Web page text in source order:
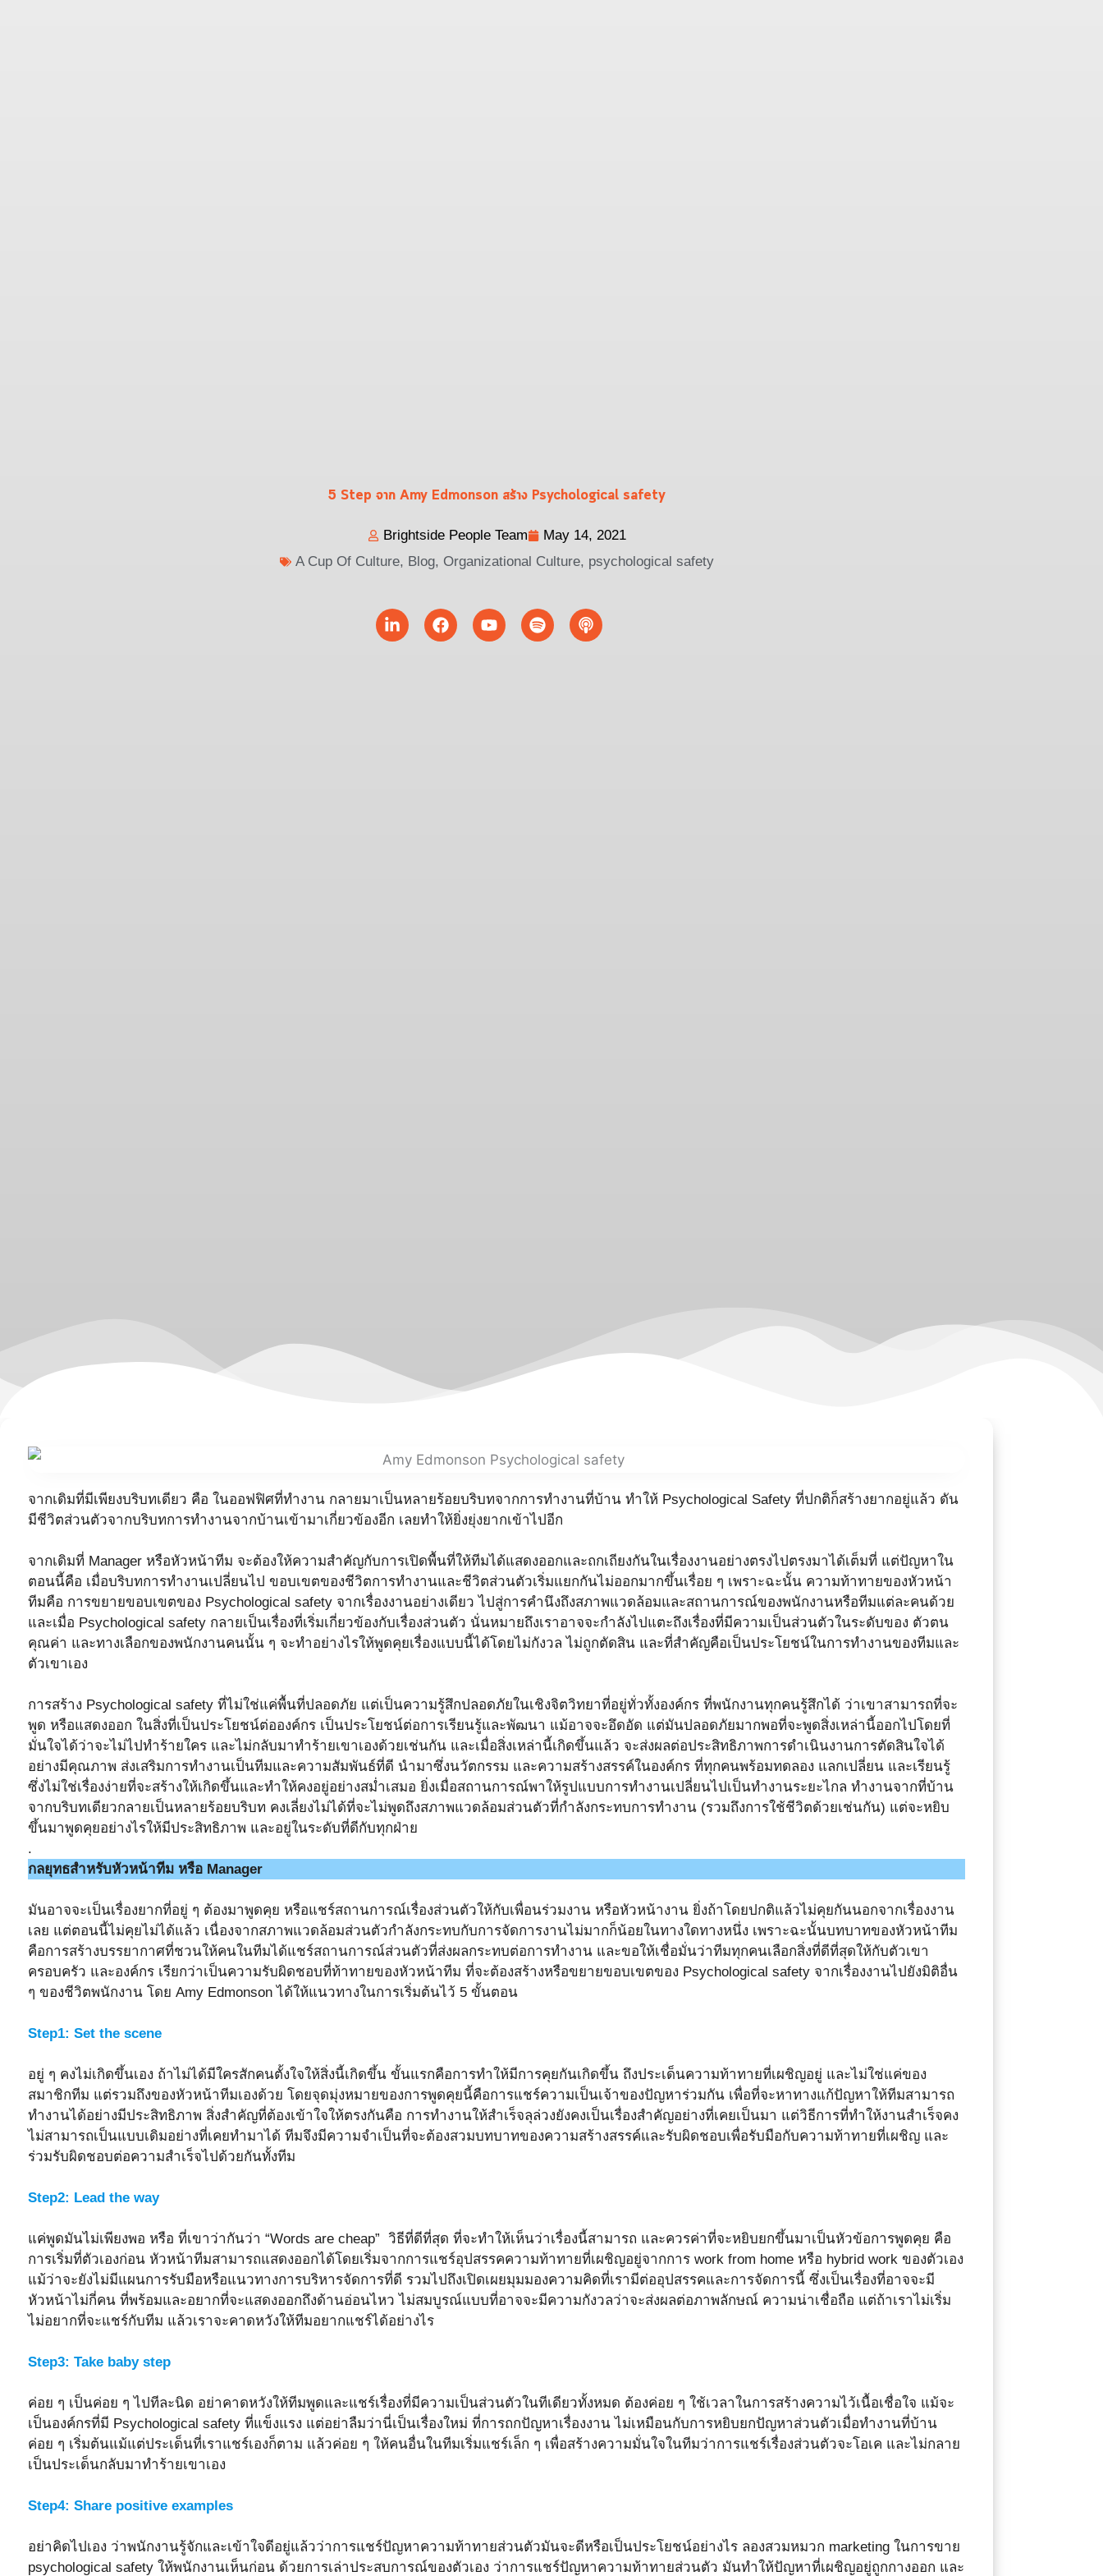
5 Step จาก Amy Edmonson สร้าง Psychological safety
Brightside People Team
May 14, 2021
A Cup Of Culture, Blog, Organizational Culture, psychological safety
Linkedin-
in
FacebookYoutubeSpotifyPodcast
จากเดิมที่มีเพียงบริบทเดียว คือ ในออฟฟิศที่ทำงาน กลายมาเป็นหลายร้อยบริบทจากการทำงานที่บ้าน ทำให้ Psychological Safety ที่ปกติก็สร้างยากอยู่แล้ว ดัน
มีชีวิตส่วนตัวจากบริบทการทำงานจากบ้านเข้ามาเกี่ยวข้องอีก เลยทำให้ยิ่งยุ่งยากเข้าไปอีก
จากเดิมที่ Manager หรือหัวหน้าทีม จะต้องให้ความสำคัญกับการเปิดพื้นที่ให้ทีมได้แสดงออกและถกเถียงกันในเรื่องงานอย่างตรงไปตรงมาได้เต็มที่ แต่ปัญหาใน
ตอนนี้คือ เมื่อบริบทการทำงานเปลี่ยนไป ขอบเขตของชีวิตการทำงานและชีวิตส่วนตัวเริ่มแยกกันไม่ออกมากขึ้นเรื่อย ๆ เพราะฉะนั้น ความท้าทายของหัวหน้า
ทีมคือ การขยายขอบเขตของ Psychological safety จากเรื่องงานอย่างเดียว ไปสู่การคำนึงถึงสภาพแวดล้อมและสถานการณ์ของพนักงานหรือทีมแต่ละคนด้วย
และเมื่อ Psychological safety กลายเป็นเรื่องที่เริ่มเกี่ยวข้องกับเรื่องส่วนตัว นั่นหมายถึงเราอาจจะกำลังไปแตะถึงเรื่องที่มีความเป็นส่วนตัวในระดับของ ตัวตน
คุณค่า และทางเลือกของพนักงานคนนั้น ๆ จะทำอย่างไรให้พูดคุยเรื่องแบบนี้ได้โดยไม่กังวล ไม่ถูกตัดสิน และที่สำคัญคือเป็นประโยชน์ในการทำงานของทีมและ
ตัวเขาเอง
การสร้าง Psychological safety ที่ไม่ใช่แค่พื้นที่ปลอดภัย แต่เป็นความรู้สึกปลอดภัยในเชิงจิตวิทยาที่อยู่ทั่วทั้งองค์กร ที่พนักงานทุกคนรู้สึกได้ ว่าเขาสามารถที่จะ
พูด หรือแสดงออก ในสิ่งที่เป็นประโยชน์ต่อองค์กร เป็นประโยชน์ต่อการเรียนรู้และพัฒนา แม้อาจจะอึดอัด แต่มันปลอดภัยมากพอที่จะพูดสิ่งเหล่านี้ออกไปโดยที่
มั่นใจได้ว่าจะไม่ไปทำร้ายใคร และไม่กลับมาทำร้ายเขาเองด้วยเช่นกัน และเมื่อสิ่งเหล่านี้เกิดขึ้นแล้ว จะส่งผลต่อประสิทธิภาพการดำเนินงานการตัดสินใจได้
อย่างมีคุณภาพ ส่งเสริมการทำงานเป็นทีมและความสัมพันธ์ที่ดี นำมาซึ่งนวัตกรรม และความสร้างสรรค์ในองค์กร ที่ทุกคนพร้อมทดลอง แลกเปลี่ยน และเรียนรู้
ซึ่งไม่ใช่เรื่องง่ายที่จะสร้างให้เกิดขึ้นและทำให้คงอยู่อย่างสม่ำเสมอ ยิ่งเมื่อสถานการณ์พาให้รูปแบบการทำงานเปลี่ยนไปเป็นทำงานระยะไกล ทำงานจากที่บ้าน
จากบริบทเดียวกลายเป็นหลายร้อยบริบท คงเลี่ยงไม่ได้ที่จะไม่พูดถึงสภาพแวดล้อมส่วนตัวที่กำลังกระทบการทำงาน (รวมถึงการใช้ชีวิตด้วยเช่นกัน) แต่จะหยิบ
ขึ้นมาพูดคุยอย่างไรให้มีประสิทธิภาพ และอยู่ในระดับที่ดีกับทุกฝ่าย
.
กลยุทธสำหรับหัวหน้าทีม หรือ Manager
มันอาจจะเป็นเรื่องยากที่อยู่ ๆ ต้องมาพูดคุย หรือแชร์สถานการณ์เรื่องส่วนตัวให้กับเพื่อนร่วมงาน หรือหัวหน้างาน ยิ่งถ้าโดยปกติแล้วไม่คุยกันนอกจากเรื่องงาน
เลย แต่ตอนนี้ไม่คุยไม่ได้แล้ว เนื่องจากสภาพแวดล้อมส่วนตัวกำลังกระทบกับการจัดการงานไม่มากก็น้อยในทางใดทางหนึ่ง เพราะฉะนั้นบทบาทของหัวหน้าทีม
คือการสร้างบรรยากาศที่ชวนให้คนในทีมได้แชร์สถานการณ์ส่วนตัวที่ส่งผลกระทบต่อการทำงาน และขอให้เชื่อมั่นว่าทีมทุกคนเลือกสิ่งที่ดีที่สุดให้กับตัวเขา
ครอบครัว และองค์กร เรียกว่าเป็นความรับผิดชอบที่ท้าทายของหัวหน้าทีม ที่จะต้องสร้างหรือขยายขอบเขตของ Psychological safety จากเรื่องงานไปยังมิติอื่น
ๆ ของชีวิตพนักงาน โดย Amy Edmonson ได้ให้แนวทางในการเริ่มต้นไว้ 5 ขั้นตอน
Step1: Set the scene
อยู่ ๆ คงไม่เกิดขึ้นเอง ถ้าไม่ได้มีใครสักคนตั้งใจให้สิ่งนี้เกิดขึ้น ขั้นแรกคือการทำให้มีการคุยกันเกิดขึ้น ถึงประเด็นความท้าทายที่เผชิญอยู่ และไม่ใช่แค่ของ
สมาชิกทีม แต่รวมถึงของหัวหน้าทีมเองด้วย โดยจุดมุ่งหมายของการพูดคุยนี้คือการแชร์ความเป็นเจ้าของปัญหาร่วมกัน เพื่อที่จะหาทางแก้ปัญหาให้ทีมสามารถ
ทำงานได้อย่างมีประสิทธิภาพ สิ่งสำคัญที่ต้องเข้าใจให้ตรงกันคือ การทำงานให้สำเร็จลุล่วงยังคงเป็นเรื่องสำคัญอย่างที่เคยเป็นมา แต่วิธีการที่ทำให้งานสำเร็จคง
ไม่สามารถเป็นแบบเดิมอย่างที่เคยทำมาได้ ทีมจึงมีความจำเป็นที่จะต้องสวมบทบาทของความสร้างสรรค์และรับผิดชอบเพื่อรับมือกับความท้าทายที่เผชิญ และ
ร่วมรับผิดชอบต่อความสำเร็จไปด้วยกันทั้งทีม
Step2: Lead the way
แค่พูดมันไม่เพียงพอ หรือ ที่เขาว่ากันว่า “Words are cheap” วิธีที่ดีที่สุด ที่จะทำให้เห็นว่าเรื่องนี้สามารถ และควรค่าที่จะหยิบยกขึ้นมาเป็นหัวข้อการพูดคุย คือ
การเริ่มที่ตัวเองก่อน หัวหน้าทีมสามารถแสดงออกได้โดยเริ่มจากการแชร์อุปสรรคความท้าทายที่เผชิญอยู่จากการ work from home หรือ hybrid work ของตัวเอง
แม้ว่าจะยังไม่มีแผนการรับมือหรือแนวทางการบริหารจัดการที่ดี รวมไปถึงเปิดเผยมุมมองความคิดที่เรามีต่ออุปสรรคและการจัดการนี้ ซึ่งเป็นเรื่องที่อาจจะมี
หัวหน้าไม่กี่คน ที่พร้อมและอยากที่จะแสดงออกถึงด้านอ่อนไหว ไม่สมบูรณ์แบบที่อาจจะมีความกังวลว่าจะส่งผลต่อภาพลักษณ์ ความน่าเชื่อถือ แต่ถ้าเราไม่เริ่ม
ไม่อยากที่จะแชร์กับทีม แล้วเราจะคาดหวังให้ทีมอยากแชร์ได้อย่างไร
Step3: Take baby step
ค่อย ๆ เป็นค่อย ๆ ไปทีละนิด อย่าคาดหวังให้ทีมพูดและแชร์เรื่องที่มีความเป็นส่วนตัวในทีเดียวทั้งหมด ต้องค่อย ๆ ใช้เวลาในการสร้างความไว้เนื้อเชื่อใจ แม้จะ
เป็นองค์กรที่มี Psychological safety ที่แข็งแรง แต่อย่าลืมว่านี่เป็นเรื่องใหม่ ที่การถกปัญหาเรื่องงาน ไม่เหมือนกับการหยิบยกปัญหาส่วนตัวเมื่อทำงานที่บ้าน
ค่อย ๆ เริ่มต้นแม้แต่ประเด็นที่เราแชร์เองก็ตาม แล้วค่อย ๆ ให้คนอื่นในทีมเริ่มแชร์เล็ก ๆ เพื่อสร้างความมั่นใจในทีมว่าการแชร์เรื่องส่วนตัวจะโอเค และไม่กลาย
เป็นประเด็นกลับมาทำร้ายเขาเอง
Step4: Share positive examples
อย่าคิดไปเอง ว่าพนักงานรู้จักและเข้าใจดีอยู่แล้วว่าการแชร์ปัญหาความท้าทายส่วนตัวมันจะดีหรือเป็นประโยชน์อย่างไร ลองสวมหมวก marketing ในการขาย
psychological safety ให้พนักงานเห็นก่อน ด้วยการเล่าประสบการณ์ของตัวเอง ว่าการแชร์ปัญหาความท้าทายส่วนตัว มันทำให้ปัญหาที่เผชิญอยู่ถูกกางออก และ